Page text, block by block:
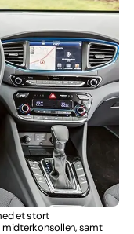
et stort
samt